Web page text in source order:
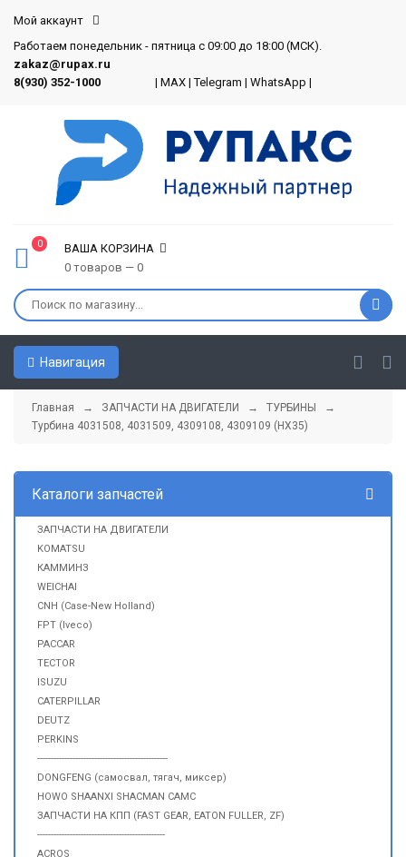
Мой аккаунт
Работаем понедельник - пятница с 09:00 до 18:00 (МСК).
zakaz@rupax.ru
8(930) 352-1000
| MAX |Telegram | WhatsApp |
0
ВАША КОРЗИНА
0 товаров — 0
Навигация
Главная → ЗАПЧАСТИ НА ДВИГАТЕЛИ → ТУРБИНЫ
→
Турбина 4031508, 4031509, 4309108, 4309109 (HX35)
Каталоги запчастей
ЗАПЧАСТИ НА ДВИГАТЕЛИ
KOMATSU
КАММИНЗ
WEICHAI
CNH (Case-New Holland)
FPT (Iveco)
PACCAR
TECTOR
ISUZU
CATERPILLAR
DEUTZ
PERKINS
------------------------------------------------
DONGFENG (самосвал, тягач, миксер)
HOWO SHAANXI SHACMAN CAMC
ЗАПЧАСТИ НА КПП (FAST GEAR, EATON FULLER, ZF)
-----------------------------------------------
ACROS